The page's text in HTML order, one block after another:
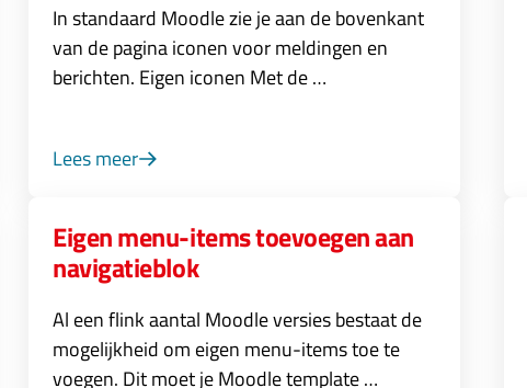
In standaard Moodle zie je aan de bovenkant
van de pagina iconen voor meldingen en
berichten. Eigen iconen Met de …
Lees meer
Eigen menu-items toevoegen aan
navigatieblok
Al een flink aantal Moodle versies bestaat de
mogelijkheid om eigen menu-items toe te
voegen. Dit moet je Moodle template …